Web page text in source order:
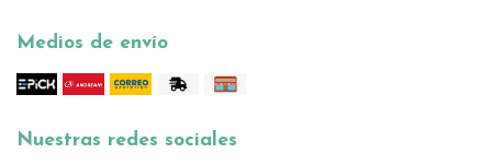
Medios de envío
Nuestras redes sociales